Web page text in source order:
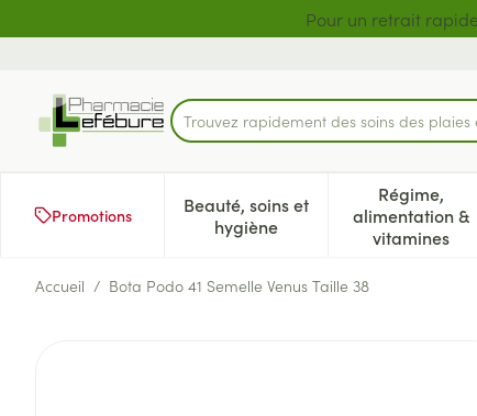
Pour un retrait
Rechercher
Trouvez rapidement des soins des
Promotions
Beauté, soins et
hygièneAfficher le sous-menu pour
Régime,
alimentation &
vitamines
Afficher
Accueil / Bota Podo 41 Semelle Venus Taille 38
Bota Podo 41 Semelle